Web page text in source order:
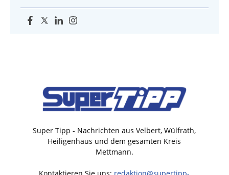
Super Tipp - Nachrichten aus Velbert, Wülfrath,
Heiligenhaus und dem gesamten Kreis
Mettmann.